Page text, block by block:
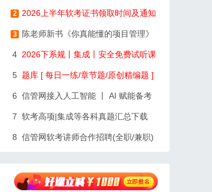
2 2026上半年软考证书领取时间及通知
3 陈老师新书《你真能懂的项目管理》
4 2026下系规丨集成丨安全免费试听课
5 题库 [ 每日一练/章节题/原创精编题 ]
6 信管网接入人工智能 丨 AI 赋能备考
7 软考高项|集成等各科真题汇总下载
8 信管网软考讲师合作招聘(全职/兼职)